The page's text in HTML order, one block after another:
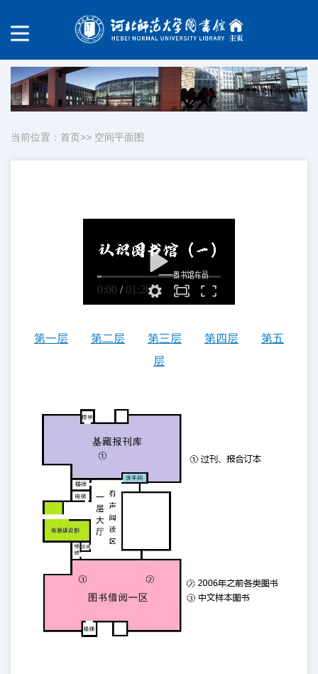
当前位置： 首页>> 空间平面图
0:00 / 01:26
第一层 第二层 第三层 第四层
第五
层